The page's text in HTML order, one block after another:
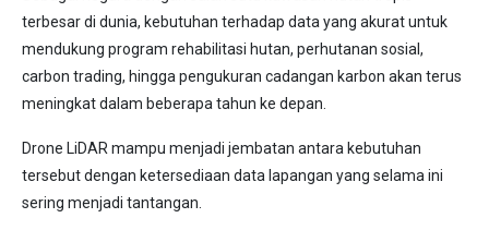
terbesar di dunia, kebutuhan terhadap data yang akurat untuk
mendukung program rehabilitasi hutan, perhutanan sosial,
carbon trading, hingga pengukuran cadangan karbon akan terus
meningkat dalam beberapa tahun ke depan.
Drone LiDAR mampu menjadi jembatan antara kebutuhan
tersebut dengan ketersediaan data lapangan yang selama ini
sering menjadi tantangan.